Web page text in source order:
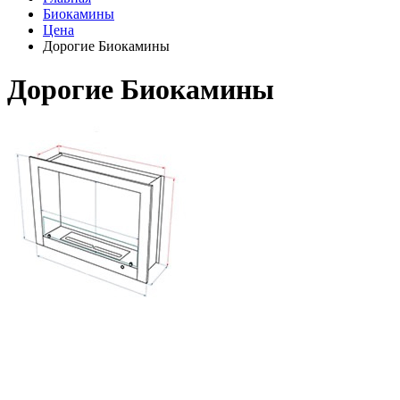
Биокамины
Цена
Дорогие Биокамины
Дорогие Биокамины